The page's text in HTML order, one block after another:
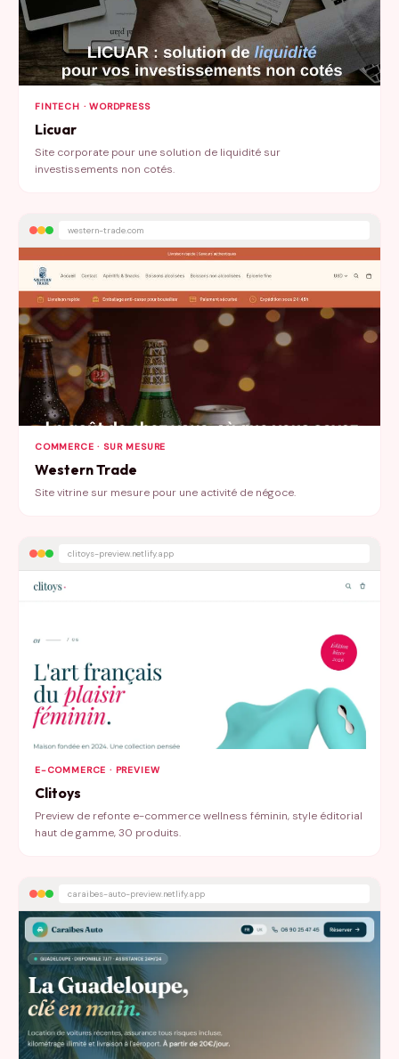
FINTECH · WORDPRESS
Licuar
Site corporate pour une solution de liquidité sur
investissements non cotés.
western-trade.com
COMMERCE · SUR MESURE
Western Trade
Site vitrine sur mesure pour une activité de négoce.
clitoys-preview.netlify.app
E-COMMERCE · PREVIEW
Clitoys
Preview de refonte e-commerce wellness féminin, style éditorial
haut de gamme, 30 produits.
caraibes-auto-preview.netlify.app